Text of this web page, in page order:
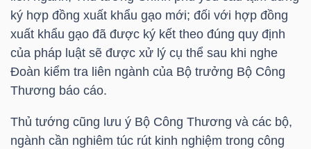
ký hợp đồng xuất khẩu gạo mới; đối với hợp đồng
xuất khẩu gạo đã được ký kết theo đúng quy định
của pháp luật sẽ được xử lý cụ thể sau khi nghe
Đoàn kiểm tra liên ngành của Bộ trưởng Bộ Công
Thương báo cáo.
Thủ tướng cũng lưu ý Bộ Công Thương và các bộ,
ngành cần nghiêm túc rút kinh nghiệm trong công
VĨ
MÔ